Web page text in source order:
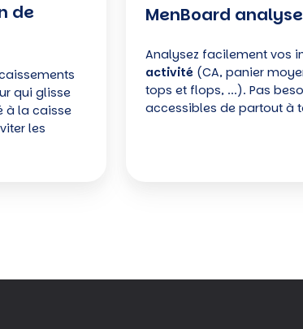
de
qui glisse
à la caisse
les
MenBoard
Analysez facilement vos
activité (CA, panier
tops et flops, ...). Pas
accessibles de partout à